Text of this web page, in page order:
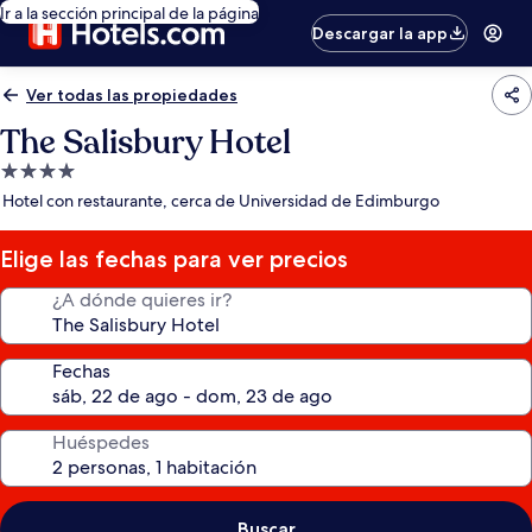
Ir a la sección principal de la página
Descargar la app
Ver todas las propiedades
The Salisbury Hotel
Propiedad
de
estrellas
Hotel con restaurante, cerca de Universidad de Edimburgo
Elige las fechas para ver precios
¿A dónde quieres ir?
Fechas
Huéspedes